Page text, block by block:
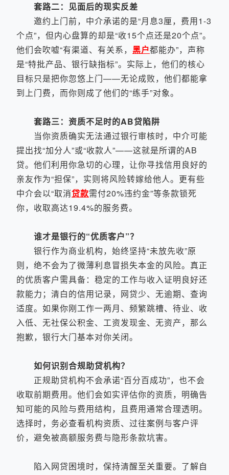
套路二：见面后的现实反差
邀约上门前，中介承诺的是“月息3厘，费用1-3
个点”，但内心盘算的却是“收15个点还是20个点”。
他们会吹嘘“有渠道、有关系， 黑户都能办”，声称
是“特批产品、银行缺指标”。实际上，他们的核心
目标只是把你忽悠上门——无论成败，他们都能拿
到上门费，而你则成了他们的“练手”对象。
套路三：资质不足时的AB贷陷阱
当你资质确实无法通过银行审核时，中介可能
提出找“加分人”或“收款人”——这就是所谓的AB
贷。他们利用你急切的心理，让你寻找信用良好的
亲友作为“担保”，实则将风险转嫁给他人。更有些
中介会以“取消贷款需付20%违约金”等条款锁死
你，收取高达19.4%的服务费。
谁才是银行的“优质客户”？
银行作为商业机构，始终坚持“未放先收”原
则，绝不会为了微薄利息冒损失本金的风险。真正
的优质客户需具备：稳定的工作与收入证明良好还
款能力；清白的信用记录，网贷少、无逾期、查询
适度。如果你刚工作一两月、频繁跳槽、待业、收
入低、无社保公积金、工资发现金、无资产，那么
抱歉，银行大门基本对你关闭。
如何识别合规助贷机构？
正规助贷机构不会承诺“百分百成功”，也不会
收取前期费用。他们会如实评估你的资质，明确告
知可能的风险与费用结构，且费用通常合理透明。
选择时，务必查看机构资质、过往案例与客户评
价，避免被高额服务费与隐形条款坑害。
陷入网贷困境时，保持清醒至关重要。了解自